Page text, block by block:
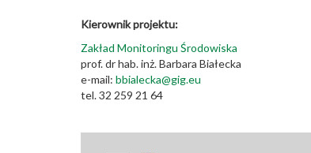
Kierownik projektu:
Zakład Monitoringu Środowiska
prof. dr hab. inż. Barbara Białecka
e-mail: bbialecka@gig.eu
tel. 32 259 21 64